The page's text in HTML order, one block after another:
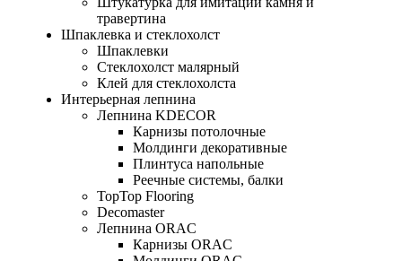
травертина
Шпаклевка и стеклохолст
Шпаклевки
Стеклохолст малярный
Клей для стеклохолста
Интерьерная лепнина
Лепнина KDECOR
Карнизы потолочные
Молдинги декоративные
Плинтуса напольные
Реечные системы, балки
TopTop Flooring
Decomaster
Лепнина ORAC
Карнизы ORAC